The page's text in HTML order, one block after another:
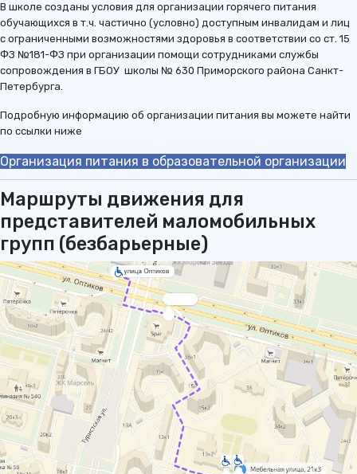
В школе созданы условия для организации горячего питания
обучающихся в т.ч. частично (условно) доступным инвалидам и лиц
с ограниченными возможностями здоровья в соответствии со ст. 15
ФЗ №181-ФЗ при организации помощи сотрудниками службы
сопровождения в ГБОУ школы № 630 Приморского района Санкт-
Петербурга.
Подробную информацию об организации питания вы можете найти
по ссылки ниже
Организация питания в образовательной организации
Маршруты движения для
представителей маломобильных
групп (безбарьерные)